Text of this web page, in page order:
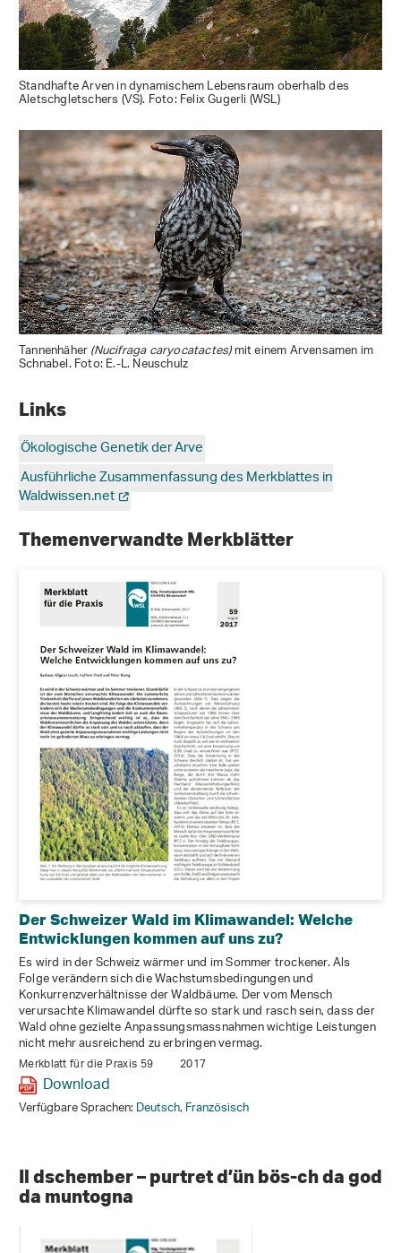
Standhafte Arven in dynamischem Lebensraum oberhalb des
Aletschgletschers (VS). Foto: Felix Gugerli (WSL)
Tannenhäher(Nucifraga caryocatactes)mit einem Arvensamen im
Schnabel. Foto: E.-L. Neuschulz
Links
Ökologische Genetik der Arve
Ausführliche Zusammenfassung des Merkblattes in
Waldwissen.net
Themenverwandte Merkblätter
Der Schweizer Wald im Klimawandel: Welche
Entwicklungen kommen auf uns zu?
Es wird in der Schweiz wärmer und im Sommer trockener. Als
Folge verändern sich die Wachstumsbedingungen und
Konkurrenzverhältnisse der Waldbäume. Der vom Mensch
verursachte Klimawandel dürfte so stark und rasch sein, dass der
Wald ohne gezielte Anpassungsmassnahmen wichtige Leistungen
nicht mehr ausreichend zu erbringen vermag.
Merkblatt für die Praxis 59 2017
Download
Verfügbare Sprachen:Deutsch,Französisch
Il dschember – purtret d’ün bös-ch da god
da muntogna